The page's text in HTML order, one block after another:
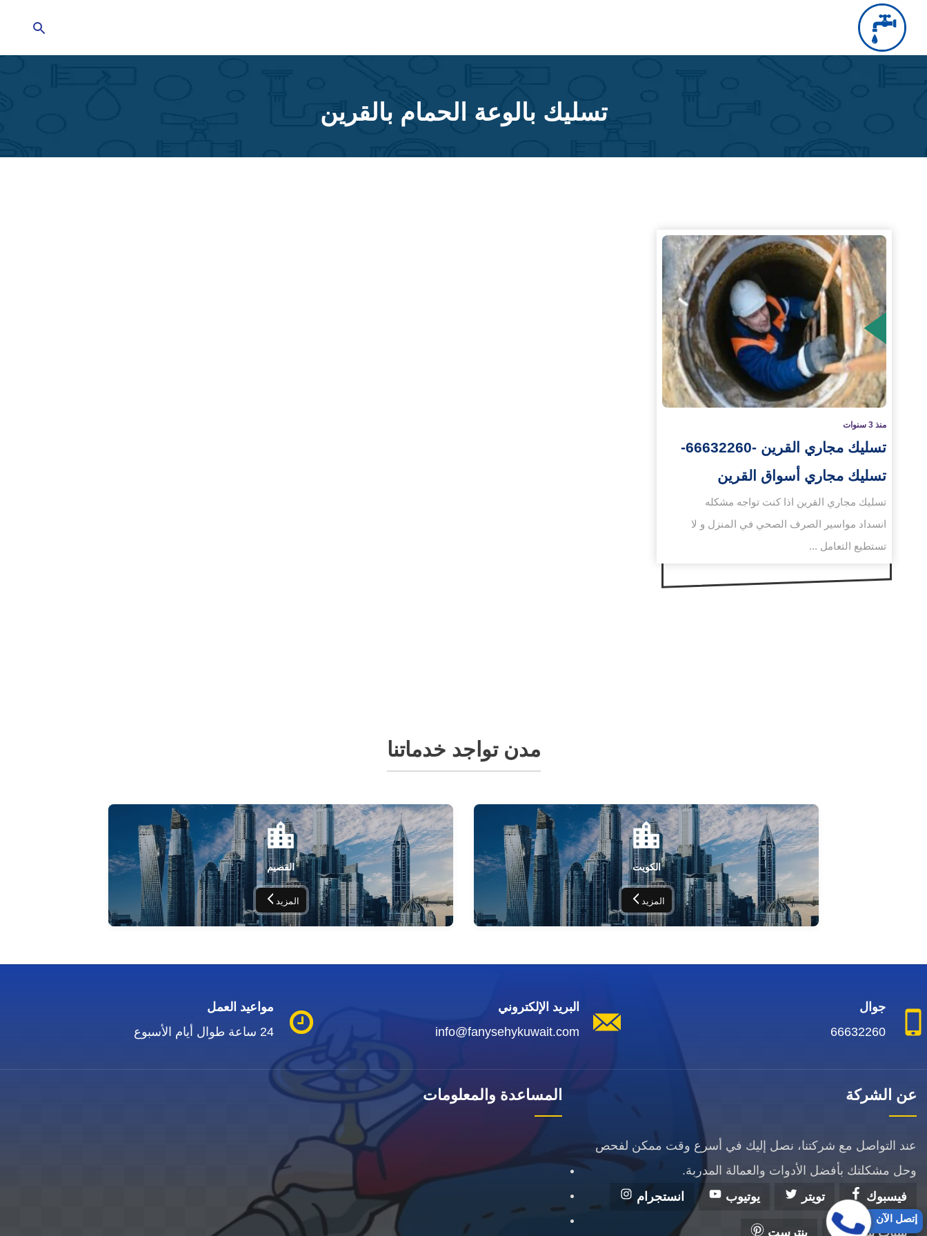
التجاوز
عن
تسليك بالوعة الحمام بالقرين
منذ 3 سنوات
تسليك مجاري القرين -66632260-
تسليك مجاري أسواق القرين
تسليك مجاري القرين اذا كنت تواجه مشكله
انسداد مواسير الصرف الصحي في المنزل و لا
تستطيع التعامل ...
مدن تواجد خدماتنا
الكويت
المزيد
القصيم
المزيد
جوال
66632260
البريد الإلكتروني
info@fanysehykuwait.com
مواعيد العمل
24 ساعة طوال أيام الأسبوع
عن الشركة
عند التواصل مع شركتنا، نصل إليك في أسرع وقت ممكن لفحص
وحل مشكلتك بأفضل الأدوات والعمالة المدربة.
فيسبوك
تويتر يوتيوب انستجرام
سناب شات بنترست
المساعدة والمعلومات
إتصل الآن